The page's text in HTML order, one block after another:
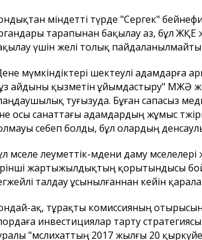
міндетті түрде "Сергек"
тарапынан бақылау аз, бұл ЖҚЕ
үшін желі толық
мүмкіндіктері шектеулі адамдарға
айдыны қызметін ұйымдастыру" МЖӘ
туғызуда. Бұған сапасыз
осы санаттағы адамдардың жұмыс
себеп болды, бұл олардың
мәселе әлеуметтік-мәдени даму
жартыжылдықтың қорытындысы
талдау ұсынылғаннан кейін
ақ, тұрақты комиссияның
инвестициялар тарту
"мәслихаттың 2017 жылғы 20